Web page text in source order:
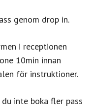
genom drop in.
i receptionen
10min innan
för instruktioner.
inte boka fler pass